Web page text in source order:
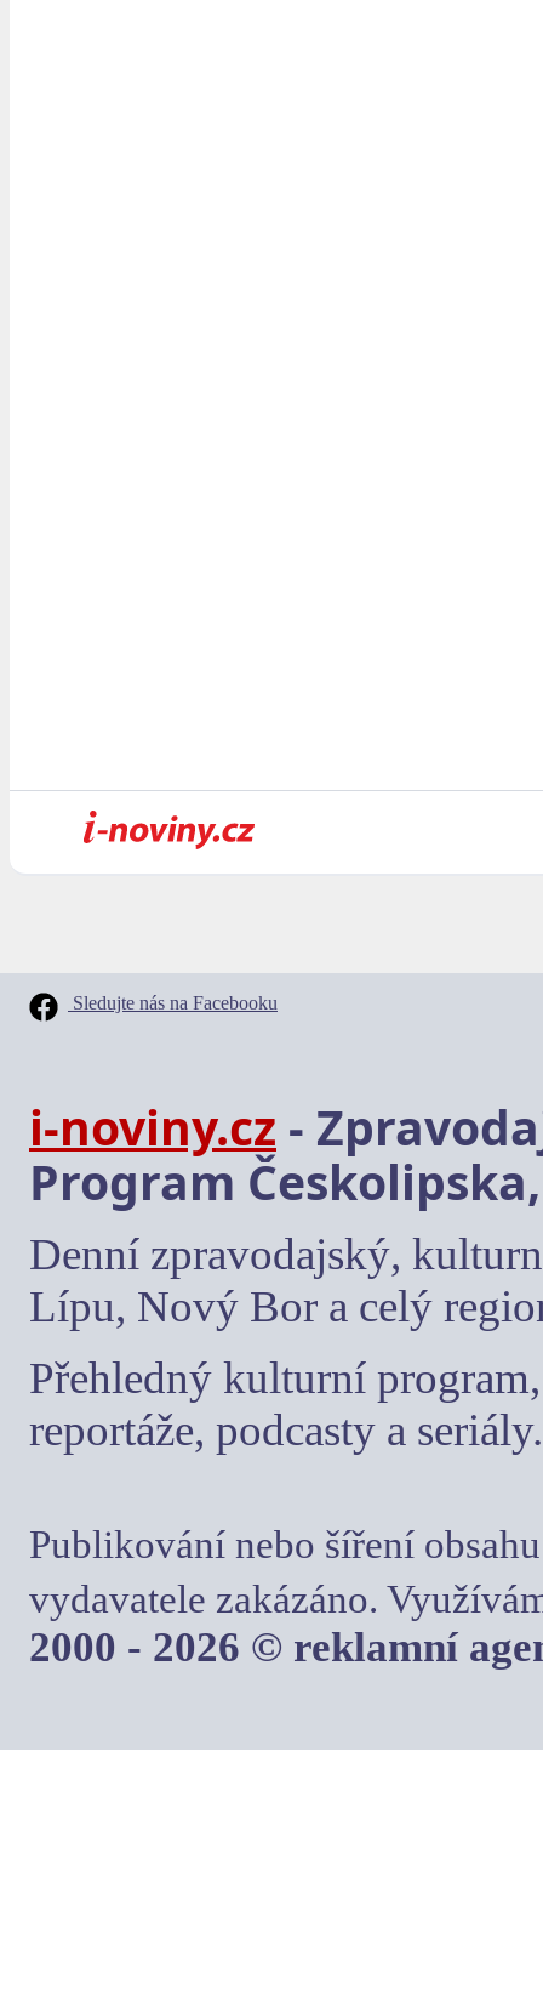
Sledujte nás na Facebooku
i-noviny.cz -
Program
Denní zpravodajský,
Lípu, Nový Bor a celý
Přehledný kulturní
reportáže, podcasty a seriály.
Publikování nebo šíření
vydavatele zakázáno.
2000 - 2026 © reklamní